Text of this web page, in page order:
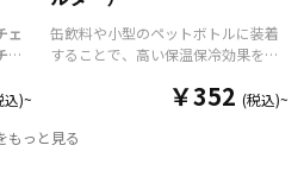
ェ
ケ
あ
ル
込)~
缶飲料や小型のペットボトルに装着
することで、高い保温保冷効果を発
ダー）をOEM製作できます。使わな
携帯性に優れています。オールシー
￥352 (税込)~
もっと見る